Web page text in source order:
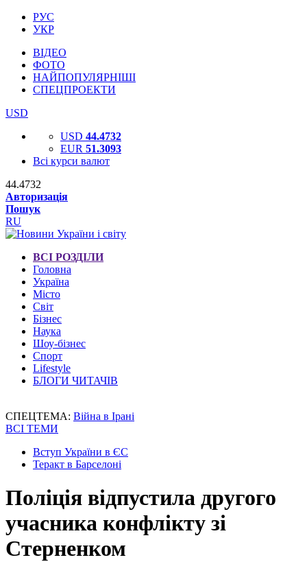
РУС
УКР
ВІДЕО
ФОТО
НАЙПОПУЛЯРНІШІ
СПЕЦПРОЕКТИ
USD
USD 44.4732
EUR 51.3093
Всі курси валют
44.4732
Авторизація
Пошук
RU
ВСІ РОЗДІЛИ
Головна
Україна
Місто
Світ
Бізнес
Наука
Шоу-бізнес
Спорт
Lifestyle
БЛОГИ ЧИТАЧІВ
СПЕЦТЕМА: Війна в Ірані
ВСІ ТЕМИ
Вступ України в ЄС
Теракт в Барселоні
Поліція відпустила другого
учасника конфлікту зі
Стерненком